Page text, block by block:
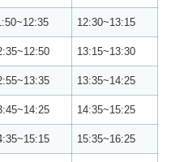
12:30~13:15
13:15~13:30
13:35~14:25
14:35~15:25
15:35~16:25